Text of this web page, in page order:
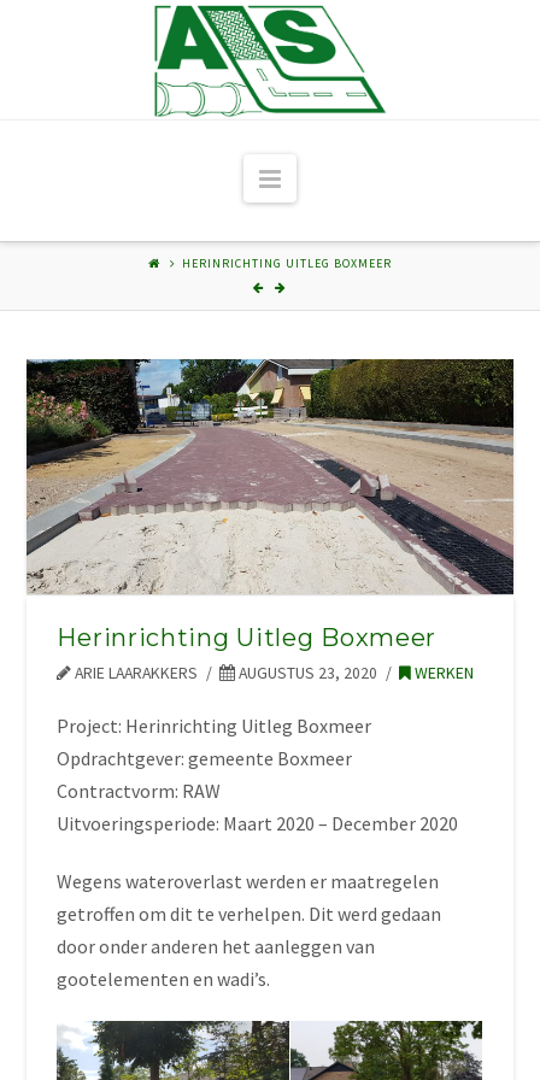
Navigation
HERINRICHTING UITLEG BOXMEER
Herinrichting Uitleg Boxmeer
ARIE LAARAKKERS AUGUSTUS 23, 2020 WERKEN
Project: Herinrichting Uitleg Boxmeer
Opdrachtgever: gemeente Boxmeer
Contractvorm: RAW
Uitvoeringsperiode: Maart 2020 – December 2020
Wegens wateroverlast werden er maatregelen
getroffen om dit te verhelpen. Dit werd gedaan
door onder anderen het aanleggen van
gootelementen en wadi’s.